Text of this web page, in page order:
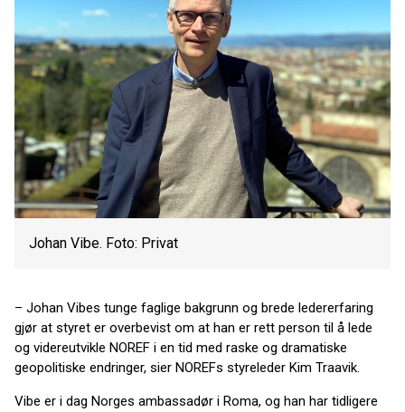
Johan Vibe. Foto: Privat
– Johan Vibes tunge faglige bakgrunn og brede ledererfaring
gjør at styret er overbevist om at han er rett person til å lede
og videreutvikle NOREF i en tid med raske og dramatiske
geopolitiske endringer, sier NOREFs styreleder Kim Traavik.
Vibe er i dag Norges ambassadør i Roma, og han har tidligere